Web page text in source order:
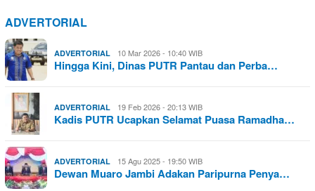
ADVERTORIAL
ADVERTORIAL 10 Mar 2026 - 10:40 WIB
Hingga Kini, Dinas PUTR Pantau dan Perba…
ADVERTORIAL 19 Feb 2026 - 20:13 WIB
Kadis PUTR Ucapkan Selamat Puasa Ramadha…
ADVERTORIAL 15 Agu 2025 - 19:50 WIB
Dewan Muaro Jambi Adakan Paripurna Penya…